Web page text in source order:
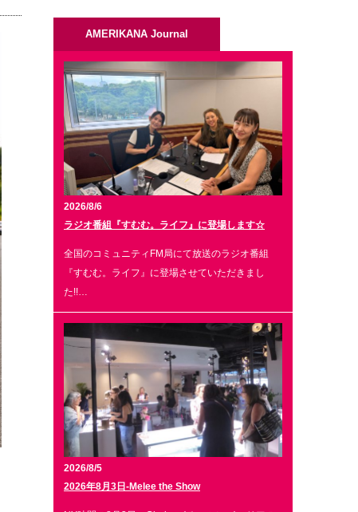
AMERIKANA Journal
2026/8/6
ラジオ番組『すむむ。ライフ』に登場します☆
全国のコミュニティFM局にて放送のラジオ番組
『すむむ。ライフ』に登場させていただきまし
た!!…
2026/8/5
2026年8月3日-Melee the Show